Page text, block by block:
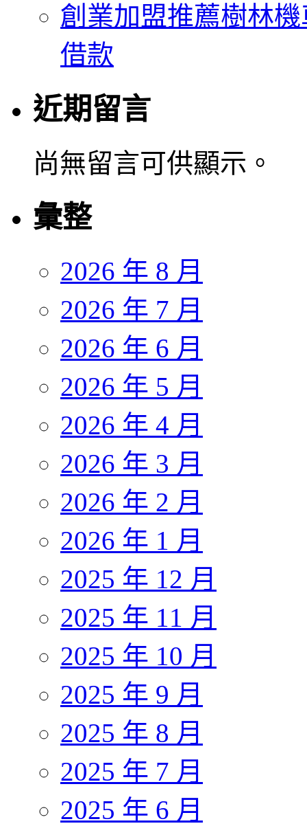
創業加盟推薦樹林
借款
近期留言
尚無留言可供顯示。
彙整
2026 年 8 月
2026 年 7 月
2026 年 6 月
2026 年 5 月
2026 年 4 月
2026 年 3 月
2026 年 2 月
2026 年 1 月
2025 年 12 月
2025 年 11 月
2025 年 10 月
2025 年 9 月
2025 年 8 月
2025 年 7 月
2025 年 6 月